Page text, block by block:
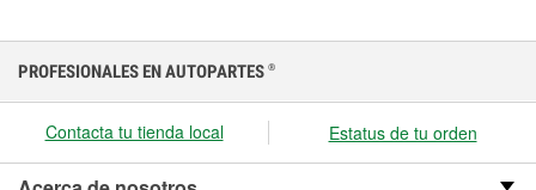
PROFESIONALES EN AUTOPARTES ®
Contacta tu tienda local Estatus de tu orden